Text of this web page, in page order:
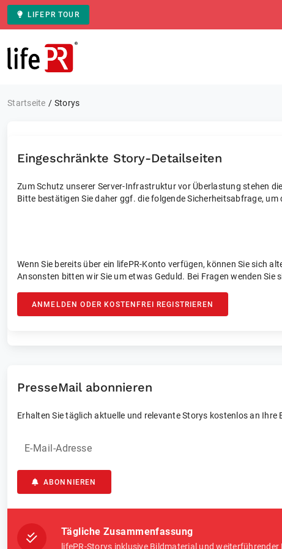
LIFEPR TOUR
Zur Startseite
Startseite Storys
Eingeschränkte Story-Detailseiten
Zum Schutz unserer Server-Infrastruktur vor Überlastung stehen
Bitte bestätigen Sie daher ggf. die folgende Sicherheitsabfrage, um
Wenn Sie bereits über ein lifePR-Konto verfügen, können Sie sich
Ansonsten bitten wir Sie um etwas Geduld. Bei Fragen wenden Sie
ANMELDEN ODER KOSTENFREI REGISTRIEREN
PresseMail abonnieren
Erhalten Sie täglich aktuelle und relevante Storys kostenlos an
E-Mail-Adresse
ABONNIEREN
Tägliche Zusammenfassung
lifePR-Storys inklusive Bildmaterial und weiterführender